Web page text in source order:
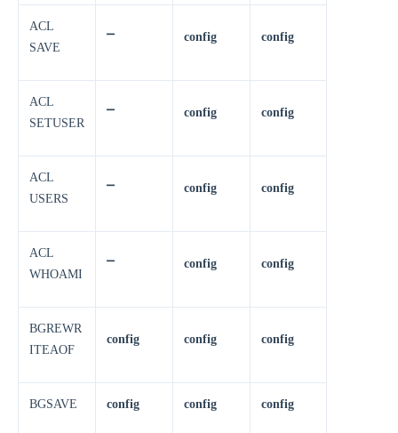
ACL
SAVE
⎻ config config
ACL
SETUSER
⎻ config config
ACL
USERS
⎻ config config
ACL
WHOAMI
⎻ config config
BGREWR
ITEAOF
config config config
BGSAVE config config config